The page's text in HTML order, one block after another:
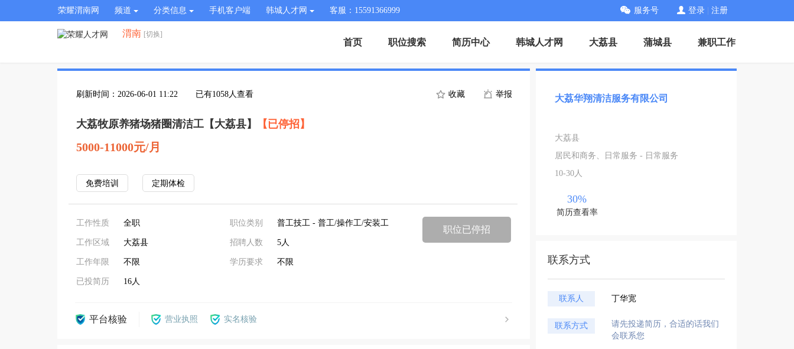
荣耀渭南网 频道 分类信息 手机客户端 韩城人才网 客服：15591366999 服务号 登录 注册
渭南 [切换]
首页 职位搜索 简历中心 韩城人才网 大荔县 蒲城县 兼职工作
刷新时间：2026-06-01 11:22 已有1058人查看 收藏 举报
大荔牧原养猪场猪圈清洁工【大荔县】 【已停招】
5000-11000元/月
免费培训 定期体检
工作性质 全职
工作区域 大荔县
工作年限 不限
已投简历 16人
职位类别 普工技工 - 普工/操作工/安装工
招聘人数 5人
学历要求 不限
职位已停招
平台核验 营业执照 实名核验
大荔华翔清洁服务有限公司
大荔县
居民和商务、日常服务 - 日常服务
10-30人
30%
简历查看率
联系方式
联系人 丁华宽
联系方式
请先投递简历，合适的话我们
会联系您